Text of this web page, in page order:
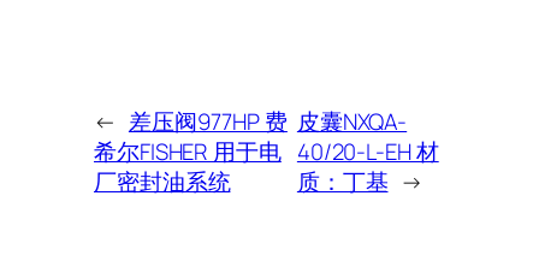
← 差压阀977HP 费
希尔FISHER 用于电
厂密封油系统
皮囊NXQA-
40/20-L-EH 材
质：丁基 →